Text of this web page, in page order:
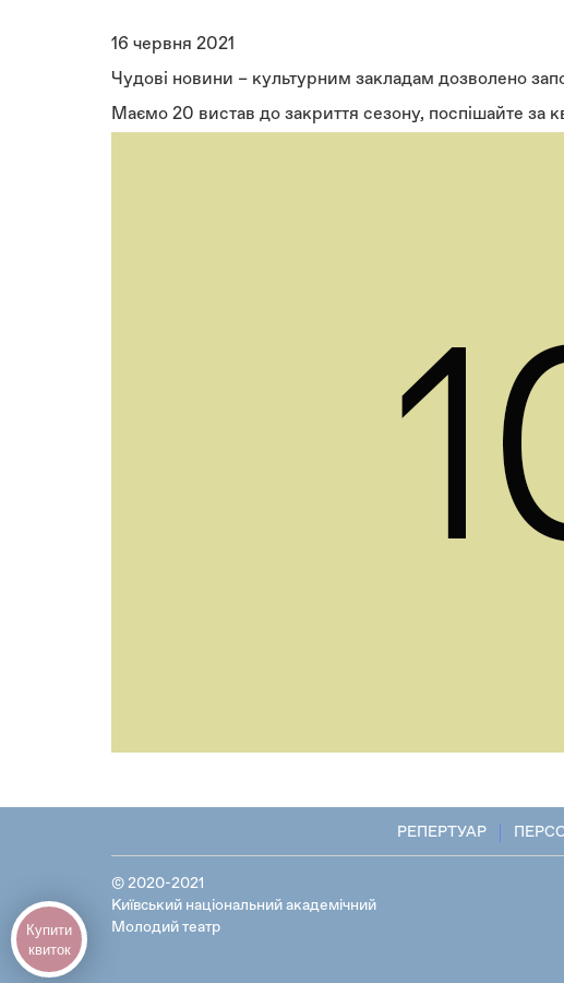
16 червня 2021
Чудові новини – культурним закладам дозволено
Маємо 20 вистав до закриття сезону, поспішайте за
РЕПЕРТУАР
© 2020-2021
Київський національний академічний
Молодий театр
Купити
квиток